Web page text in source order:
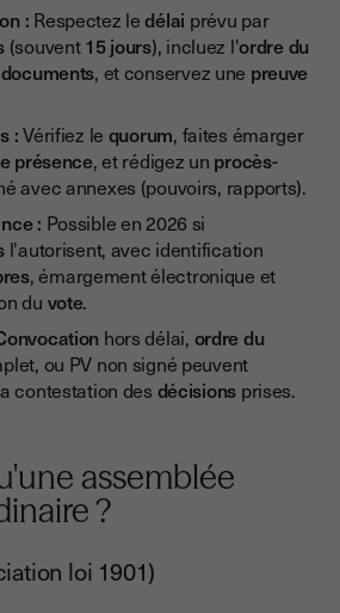
pouvoirs, quorum
les rédiger simplement
une AGO étape par étape ?
séance et du conseil d'administration
: obligations, contenu, signature,
le PV
conservation
AGO en 7 étapes
: Respectez ledélai prévu par
(souvent15 jours), incluez l'ordre du
documents, et conservez une preuve
:Vérifiez le quorum, faites émarger
présence, et rédigez un procès-
avec annexes (pouvoirs, rapports).
: Possible en 2026 si
l'autorisent, avec identification
, émargement électronique et
du vote.
hors délai, ordre du
ou PV non signé peuvent
contestation des décisions prises.
assemblée
?
loi 1901)